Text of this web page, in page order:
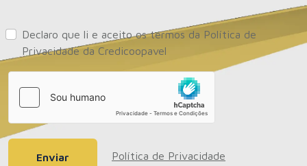
Declaro que li e aceito os termos da Política de
Privacidade da Credicoopavel
Enviar Política de Privacidade